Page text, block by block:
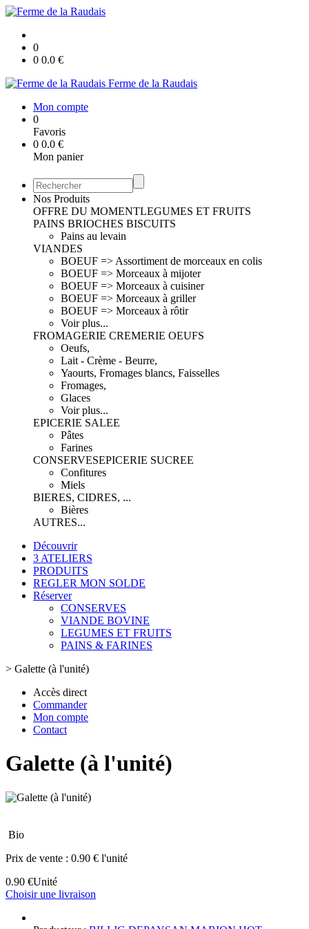
0
0 0.0 €
Ferme de la Raudais
Mon compte
0
Favoris
0 0.0 €
Mon panier
Nos Produits
OFFRE DU MOMENTLEGUMES ET FRUITS
PAINS BRIOCHES BISCUITS
Pains au levain
VIANDES
BOEUF => Assortiment de morceaux en colis
BOEUF => Morceaux à mijoter
BOEUF => Morceaux à cuisiner
BOEUF => Morceaux à griller
BOEUF => Morceaux à rôtir
Voir plus...
FROMAGERIE CREMERIE OEUFS
Oeufs,
Lait - Crème - Beurre,
Yaourts, Fromages blancs, Faisselles
Fromages,
Glaces
Voir plus...
EPICERIE SALEE
Pâtes
Farines
CONSERVESEPICERIE SUCREE
Confitures
Miels
BIERES, CIDRES, ...
Bières
AUTRES...
Découvrir
3 ATELIERS
PRODUITS
REGLER MON SOLDE
Réserver
CONSERVES
VIANDE BOVINE
LEGUMES ET FRUITS
PAINS & FARINES
> Galette (à l'unité)
Accès direct
Commander
Mon compte
Contact
Galette (à l'unité)
Bio
Prix de vente : 0.90 € l'unité
0.90 €Unité
Choisir une livraison